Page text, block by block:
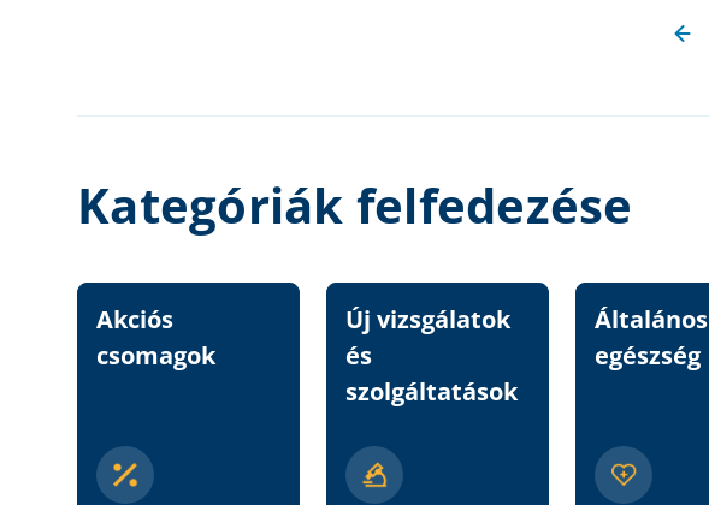
Kategóriák felfedezése
Akciós
csomagok
Új vizsgálatok
és
szolgáltatások
Általános
egészség